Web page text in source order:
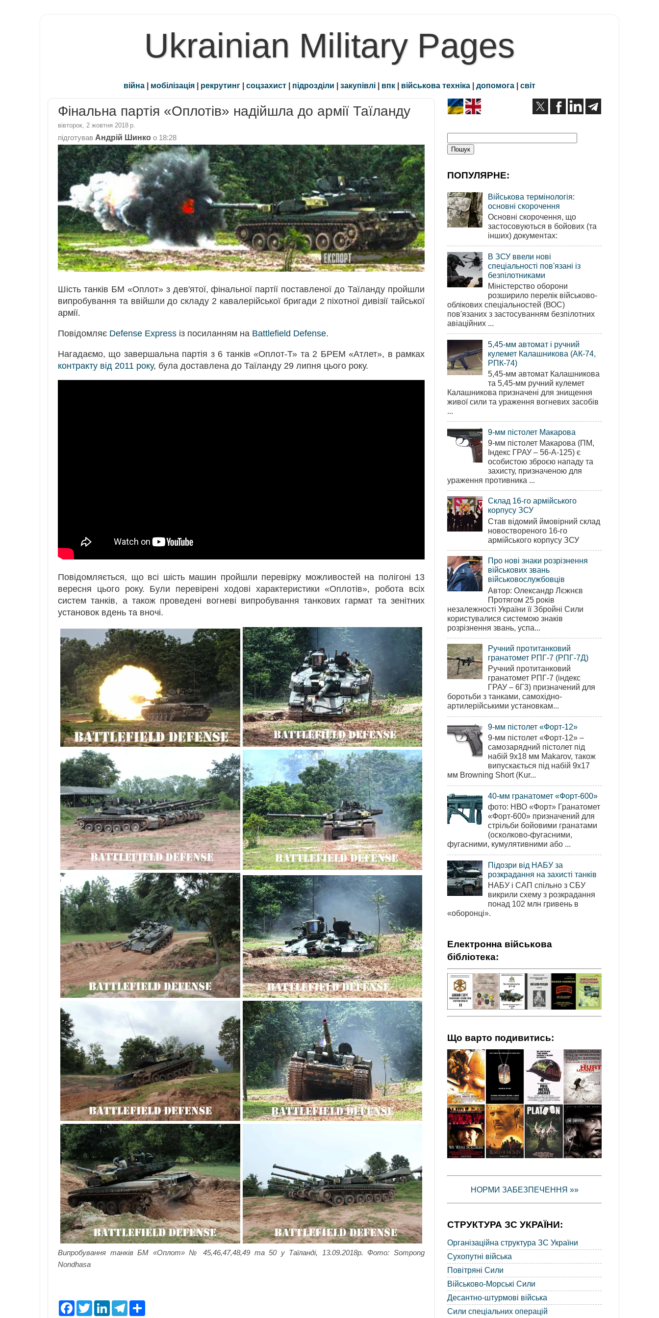
Ukrainian Military Pages
війна | мобілізація | рекрутинг | соцзахист | підрозділи | закупівлі | впк | військова техніка | допомога | світ
Фінальна партія «Оплотів» надійшла до армії Таїланду
вівторок, 2 жовтня 2018 р.
підготував Андрій Шинко о 18:28
Шість танків БМ «Оплот» з дев'ятої, фінальної партії поставленої до Таїланду пройшли
випробування та ввійшли до складу 2 кавалерійської бригади 2 піхотної дивізії тайської
армії.
Повідомляє Defense Express із посиланням на Battlefield Defense.
Нагадаємо, що завершальна партія з 6 танків «Оплот-Т» та 2 БРЕМ «Атлет», в рамках
контракту від 2011 року, була доставлена до Таїланду 29 липня цього року.
Повідомляється, що всі шість машин пройшли перевірку можливостей на полігоні 13
вересня цього року. Були перевірені ходові характеристики «Оплотів», робота всіх
систем танків, а також проведені вогневі випробування танкових гармат та зенітних
установок вдень та вночі.
Випробування танків БМ «Оплот» № 45,46,47,48,49 та 50 у Таїланді, 13.09.2018р. Фото: Sompong
Nondhasa
F
a
T
w
L
T
ПОПУЛЯРНЕ:
Військова термінологія:
основні скорочення
Основні скорочення, що
застосовуються в бойових (та
інших) документах:
В ЗСУ ввели нові
спеціальності пов'язані із
безпілотниками
Міністерство оборони
розширило перелік військово-
облікових спеціальностей (ВОС)
пов'язаних з застосуванням безпілотних
авіаційних ...
5,45-мм автомат і ручний
кулемет Калашникова (АК-74,
РПК-74)
5,45-мм автомат Калашникова
та 5,45-мм ручний кулемет
Калашникова призначені для знищення
живої сили та ураження вогневих засобів
...
9-мм пістолет Макарова
9-мм пістолет Макарова (ПМ,
Індекс ГРАУ – 56-А-125) є
особистою зброєю нападу та
захисту, призначеною для
ураження противника ...
Склад 16-го армійського
корпусу ЗСУ
Став відомий ймовірний склад
новоствореного 16-го
армійського корпусу ЗСУ
Про нові знаки розрізнення
військових звань
військовослужбовців
Автор: Олександр Лєжнєв
Протягом 25 років
незалежності України її Збройні Сили
користувалися системою знаків
розрізнення звань, успа...
Ручний протитанковий
гранатомет РПГ-7 (РПГ-7Д)
Ручний протитанковий
гранатомет РПГ-7 (індекс
ГРАУ – 6Г3) призначений для
боротьби з танками, самохідно-
артилерійськими установкам...
9-мм пістолет «Форт-12»
9-мм пістолет «Форт-12» –
самозарядний пістолет під
набій 9х18 мм Makarov, також
випускається під набій 9х17
мм Browning Short (Kur...
40-мм гранатомет «Форт-600»
фото: НВО «Форт» Гранатомет
«Форт-600» призначений для
стрільби бойовими гранатами
(осколково-фугасними,
фугасними, кумулятивними або ...
Підозри від НАБУ за
розкрадання на захисті танків
НАБУ і САП спільно з СБУ
викрили схему з розкрадання
понад 102 млн гривень в
«оборонці».
Електронна військова
бібліотека:
Що варто подивитись:
НОРМИ ЗАБЕЗПЕЧЕННЯ »»
СТРУКТУРА ЗС УКРАЇНИ:
Організаційна структура ЗС України
Сухопутні війська
Повітряні Сили
Військово-Морські Сили
Десантно-штурмові війська
Сили спеціальних операцій